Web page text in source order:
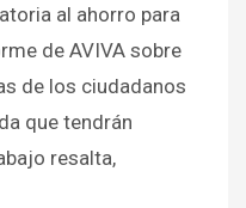
al ahorro para
de AVIVA sobre
de los ciudadanos
que tendrán
resalta,